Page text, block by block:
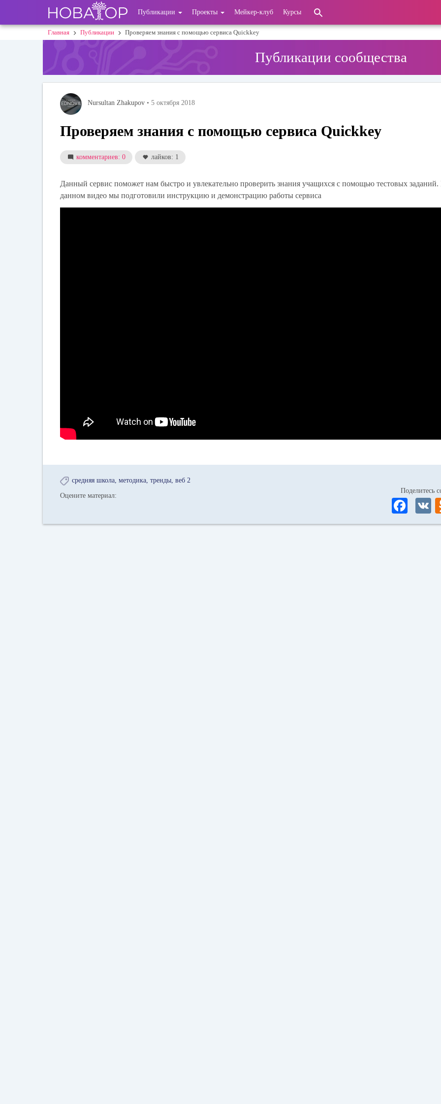
основному
User
account
Публикации Проекты Мейкер-клуб Курсы
Строка
Главная Публикации Проверяем знания с помощью сервиса Quickkey
Публикации сообщества
Nursultan Zhakupov • 5 октября 2018
Проверяем знания с помощью сервиса Quickkey
комментариев: 0 лайков: 1
Данный сервис поможет нам быстро и увлекательно проверить знания учащихся с помощью тестовых заданий.
данном видео мы подготовили инструкцию и демонстрацию работы сервиса
средняя школа методика тренды веб 2
Оцените материал:
Поделитесь
Fa
ce